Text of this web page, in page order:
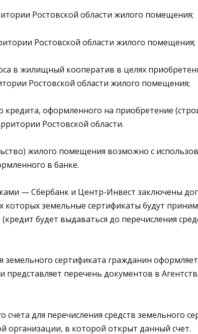
Ростовской области жилого помещения;
Ростовской области жилого помещения;
в жилищный кооператив в целях
Ростовской области жилого помещения;
оформленного на приобретение
Ростовской области.
жилого помещения возможно с
в банке.
— Сбербанк и Центр-Инвест заключены
которых земельные сертификаты будут
будет выдаваться до перечисления
земельного сертификата гражданин
представляет перечень документов в
счета для перечисления средств земельного
организации, в которой открыт данный счет.